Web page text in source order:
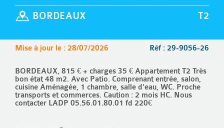
T2
BORDEAUX
Réf : 29-9056-26
Mise à jour le : 28/07/2026
BORDEAUX, 815 € + charges 35 € Appartement T2 Très
bon état 48 m2. Avec Patio. Comprenant entrée, salon,
cuisine Aménagée, 1 chambre, salle d'eau, WC. Proche
transports et commerces. Caution : 2 mois HC. Nous
contacter LADP 05.56.01.80.01 fd 220€